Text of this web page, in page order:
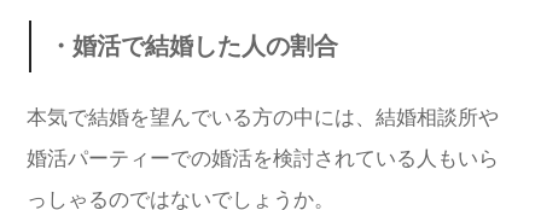
・婚活で結婚した人の割合
本気で結婚を望んでいる方の中には、結婚相談所や
婚活パーティーでの婚活を検討されている人もいら
っしゃるのではないでしょうか。